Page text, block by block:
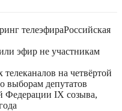
телеэфираРоссийская
эфир не участникам
на четвёртой
выборам депутатов
Федерации IX созыва,